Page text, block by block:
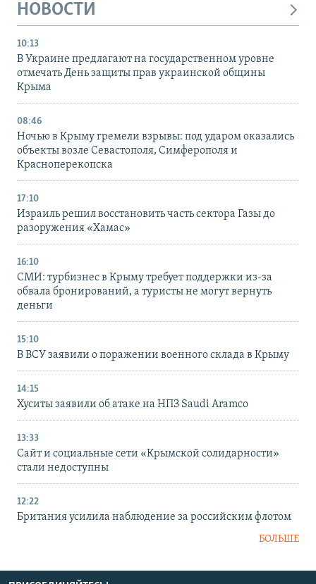
НОВОСТИ
10:13
В Украине предлагают на государственном уровне
отмечать День защиты прав украинской общины
Крыма
08:46
Ночью в Крыму гремели взрывы: под ударом оказались
объекты возле Севастополя, Симферополя и
Красноперекопска
17:10
Израиль решил восстановить часть сектора Газы до
разоружения «Хамас»
16:10
СМИ: турбизнес в Крыму требует поддержки из-за
обвала бронирований, а туристы не могут вернуть
деньги
15:10
В ВСУ заявили о поражении военного склада в Крыму
14:15
Хуситы заявили об атаке на НПЗ Saudi Aramco
13:33
Сайт и социальные сети «Крымской солидарности»
стали недоступны
12:22
Британия усилила наблюдение за российским флотом
БОЛЬШЕ